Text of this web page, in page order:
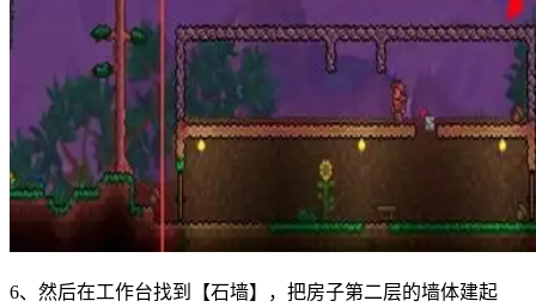
6、然后在工作台找到【石墙】，把房子第二层的墙体建起